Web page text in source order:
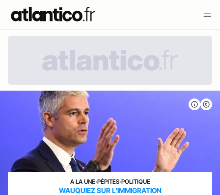
A LA UNE›PÉPITES›POLITIQUE
WAUQUIEZ SUR L'IMMIGRATION